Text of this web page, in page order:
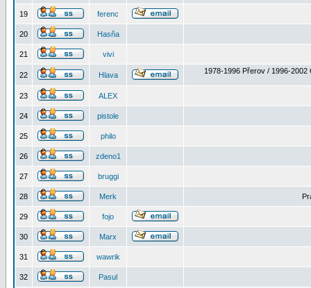
19 ferenc
20 Hasňa
21 vivi
22 Hlava 1978-1996 Přerov / 1996-2002
23 ALEX
24 pistole
25 philo
26 zdeno1
27 bruggi
28 Merk
29 fojo
30 Marx
31 wawrik
32 Pasul